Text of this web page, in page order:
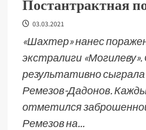
Постантрактная
03.03.2021
«Шахтер» нанес
экстралиги
результативно
Ремезов-Дадонов.
отметился
Ремезов на...